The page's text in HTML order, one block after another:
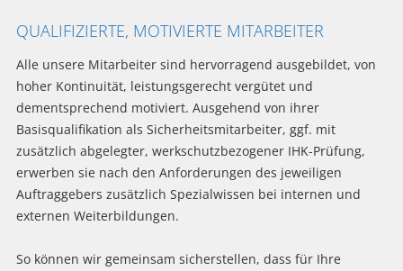
QUALIFIZIERTE, MOTIVIERTE MITARBEITER
Alle unsere Mitarbeiter sind hervorragend ausgebildet, von
hoher Kontinuität, leistungsgerecht vergütet und
dementsprechend motiviert. Ausgehend von ihrer
Basisqualifikation als Sicherheitsmitarbeiter, ggf. mit
zusätzlich abgelegter, werkschutzbezogener IHK-Prüfung,
erwerben sie nach den Anforderungen des jeweiligen
Auftraggebers zusätzlich Spezialwissen bei internen und
externen Weiterbildungen.
So können wir gemeinsam sicherstellen, dass für Ihre